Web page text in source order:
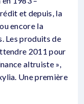
et depuis, la
encore la
Les produits de
2011 pour
altruiste »,
Une première